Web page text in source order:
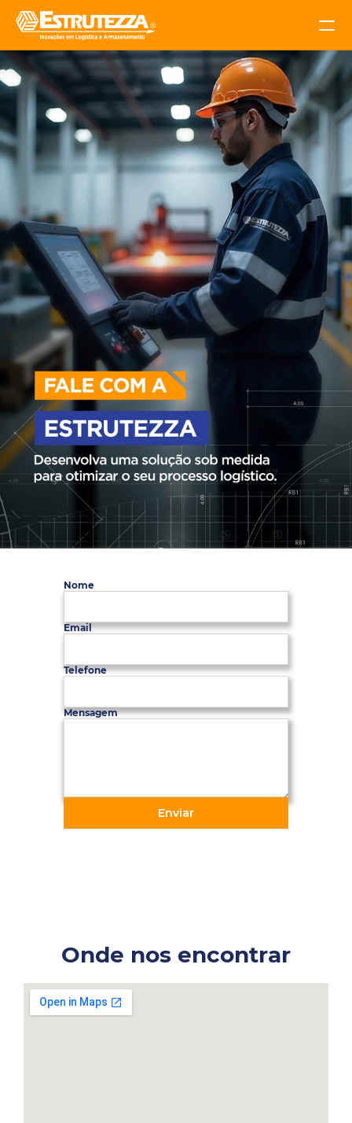
Nome
Email
Telefone
Mensagem
Enviar
Onde nos encontrar